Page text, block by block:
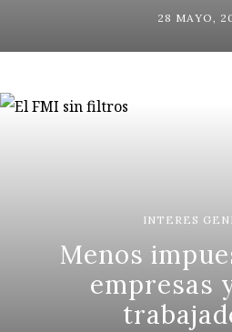
28 MAYO,
INTERES
Menos
empresas